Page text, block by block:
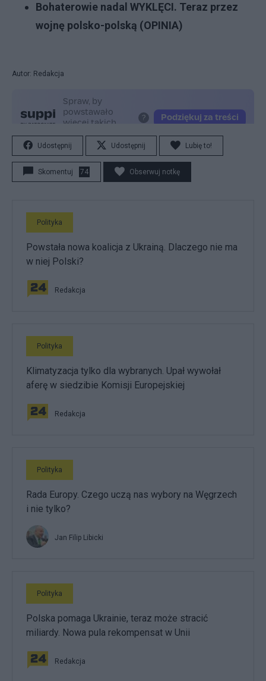
Bohaterowie nadal WYKLĘCI. Teraz przez
wojnę polsko-polską (OPINIA)
Autor: Redakcja
Udostępnij Udostępnij Lubię to!
Skomentuj 74 Obserwuj notkę
Polityka
Powstała nowa koalicja z Ukrainą. Dlaczego nie ma
w niej Polski?
Redakcja
Polityka
Klimatyzacja tylko dla wybranych. Upał wywołał
aferę w siedzibie Komisji Europejskiej
Redakcja
Polityka
Rada Europy. Czego uczą nas wybory na Węgrzech
i nie tylko?
Jan Filip Libicki
Polityka
Polska pomaga Ukrainie, teraz może stracić
miliardy. Nowa pula rekompensat w Unii
Redakcja